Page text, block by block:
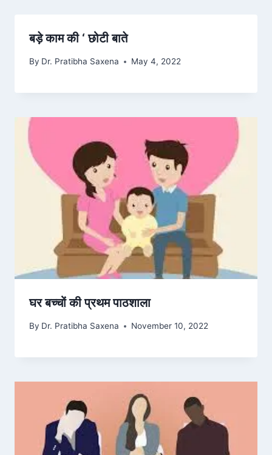
बड़े काम की ‘ छोटी बाते
By Dr. Pratibha Saxena May 4, 2022
घर बच्चों की प्रथम पाठशाला
By Dr. Pratibha Saxena November 10, 2022